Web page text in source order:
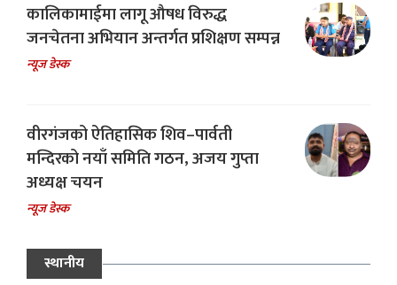
कालिकामाईमा लागू औषध विरुद्ध
जनचेतना अभियान अन्तर्गत प्रशिक्षण सम्पन्न
न्यूज डेस्क
वीरगंजको ऐतिहासिक शिव–पार्वती
मन्दिरको नयाँ समिति गठन, अजय गुप्ता
अध्यक्ष चयन
न्यूज डेस्क
स्थानीय